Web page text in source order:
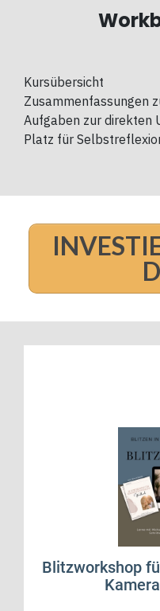
Kursübersicht
Zusammenfassungen
Aufgaben zur direkten
Platz für